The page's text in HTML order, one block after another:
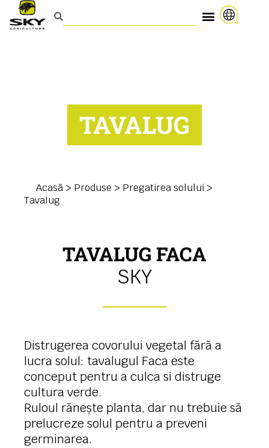
TAVALUG
Acasă > Produse > Pregatirea solului >
Tavalug
TAVALUG FACA
SKY
Distrugerea covorului vegetal fără a
lucra solul: tavalugul Faca este
conceput pentru a culca si distruge
cultura verde.
Ruloul rănește planta, dar nu trebuie să
prelucreze solul pentru a preveni
germinarea.